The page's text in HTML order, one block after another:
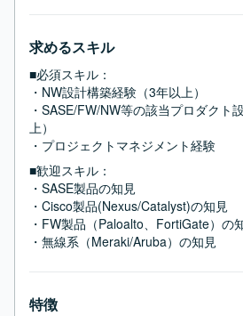
求めるスキル
■必須スキル：
・NW設計構築経験（3年以上）
・SASE/FW/NW等の該当プロダクト
上）
・プロジェクトマネジメント経験
■歓迎スキル：
・SASE製品の知見
・Cisco製品(Nexus/Catalyst)の知見
・FW製品（Paloalto、FortiGate）の
・無線系（Meraki/Aruba）の知見
特徴